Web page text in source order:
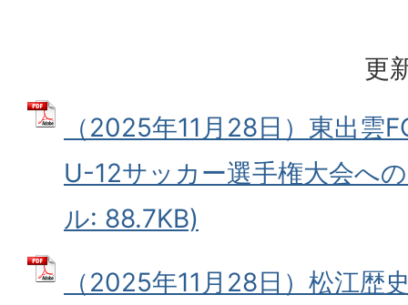
更
（2025年11月28日）東出雲
U-12サッカー選手権大会へ
ル: 88.7KB)
（2025年11月28日）松江歴